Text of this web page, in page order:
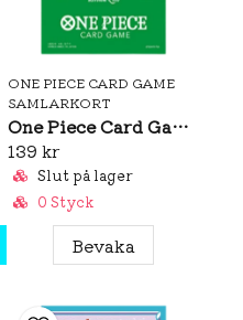
ONE PIECE CARD GAME
SAMLARKORT
One Piece Card Game Official Sleeves: Premium Matte Roronoa Zoro
139 kr
Slut på lager
0 Styck
Bevaka